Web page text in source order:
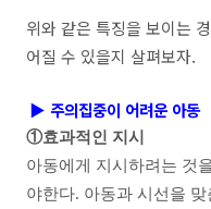
위와 같은 특징을 보이는
어질 수 있을지 살펴보자.
▶ 주의집중이 어려운 아동
①효과적인 지시
아동에게 지시하려는 것
야한다. 아동과 시선을